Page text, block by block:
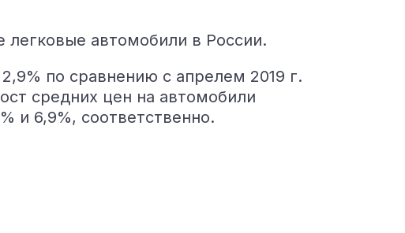
легковые автомобили в России.
по сравнению с апрелем 2019 г.
средних цен на автомобили
и 6,9%, соответственно.